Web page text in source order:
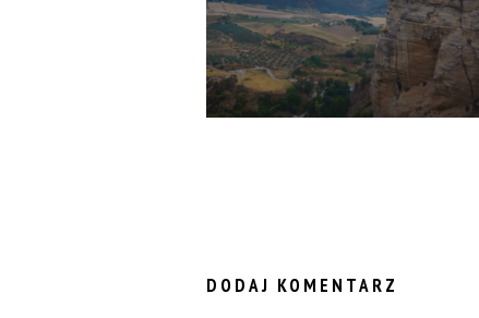
DODAJ KOMENTARZ